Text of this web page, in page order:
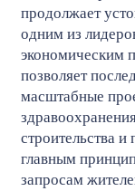
продолжает
одним из
экономическим
позволяет
масштабные
строительства
главным
запросам